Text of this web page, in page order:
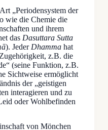
„Periodensystem der
wie die Chemie die
und ihrem
das Dasuttara Sutta
). Jeder Dhamma hat
z.B. die
(seine Funktion, z.B.
Sichtweise ermöglicht
der „geistigen
interagieren und zu
oder Wohlbefinden
von Mönchen